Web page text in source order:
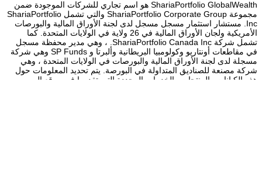
ShariaPortfolio GlobalWealth هو اسم تجاري للشركات الموجودة ضمن
مجموعة ShariaPortfolio Corporate Group والتي تشمل ShariaPortfolio
Inc. مستشار استثمار مسجل مسجل لدى لجنة الأوراق المالية والبورصات
الأمريكية ولجان الأوراق المالية في 26 ولاية في الولايات المتحدة. كما
تشمل شركة ShariaPortfolio Canada Inc. ، وهي مدير محفظة مسجل
في مقاطعات أونتاريو وكولومبيا البريطانية وألبرتا و SP Funds وهي شركة
مسجلة لدى لجنة الأوراق المالية والبورصات في الولايات المتحدة ، وهي
شركة مصنعة للصناديق المتداولة في البورصة. يتم تحديد المعلومات حول
هذه الكيانات والمنتجات والخدمات المحددة التي تقدمها في موقع الويب